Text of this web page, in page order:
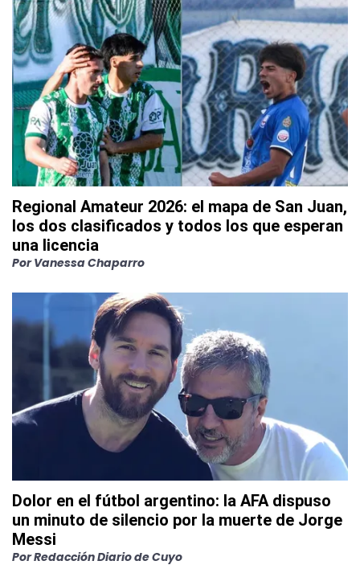
Regional Amateur 2026: el mapa de San Juan,
los dos clasificados y todos los que esperan
una licencia
Por Vanessa Chaparro
Dolor en el fútbol argentino: la AFA dispuso
un minuto de silencio por la muerte de Jorge
Messi
PorRedacción Diario de Cuyo